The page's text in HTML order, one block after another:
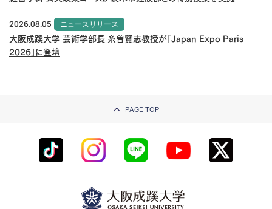
2026.08.05
ニュースリリース
大阪成蹊大学 芸術学部長 糸曽賢志教授が「Japan Expo Paris
2026」に登壇
PAGE TOP